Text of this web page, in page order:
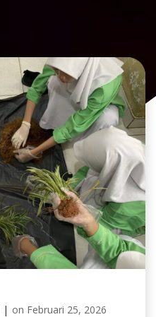
| on Februari 25, 2026